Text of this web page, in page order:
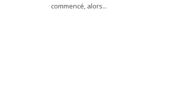
commencé, alors...